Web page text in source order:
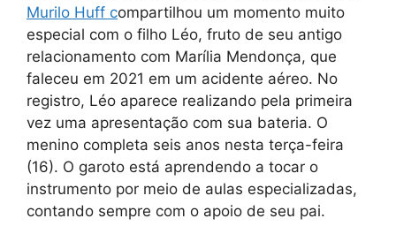
Murilo Huff compartilhou um momento muito
especial com o filho Léo, fruto de seu antigo
relacionamento com Marília Mendonça, que
faleceu em 2021 em um acidente aéreo. No
registro, Léo aparece realizando pela primeira
vez uma apresentação com sua bateria. O
menino completa seis anos nesta terça-feira
(16). O garoto está aprendendo a tocar o
instrumento por meio de aulas especializadas,
contando sempre com o apoio de seu pai.